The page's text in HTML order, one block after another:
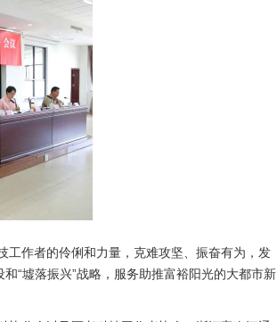
工作者的伶俐和力量，克难攻坚、振奋有为，发
“墟落振兴”战略，服务助推富裕阳光的大都市新